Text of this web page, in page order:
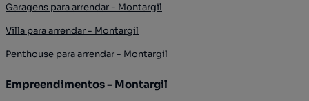
Garagens para arrendar - Montargil
Villa para arrendar - Montargil
Penthouse para arrendar - Montargil
Empreendimentos - Montargil